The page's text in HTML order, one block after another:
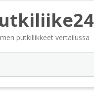
putkiliikkeet vertailussa